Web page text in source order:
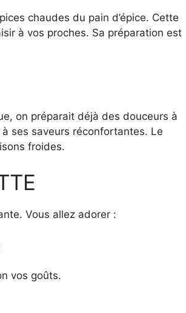
chaudes du pain d’épice. Cette
à vos proches. Sa préparation est
on préparait déjà des douceurs à
à ses saveurs réconfortantes. Le
froides.
Vous allez adorer :
vos goûts.